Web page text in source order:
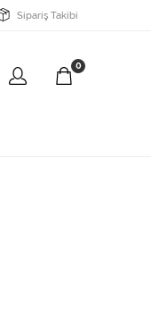
Sipariş Takibi
0